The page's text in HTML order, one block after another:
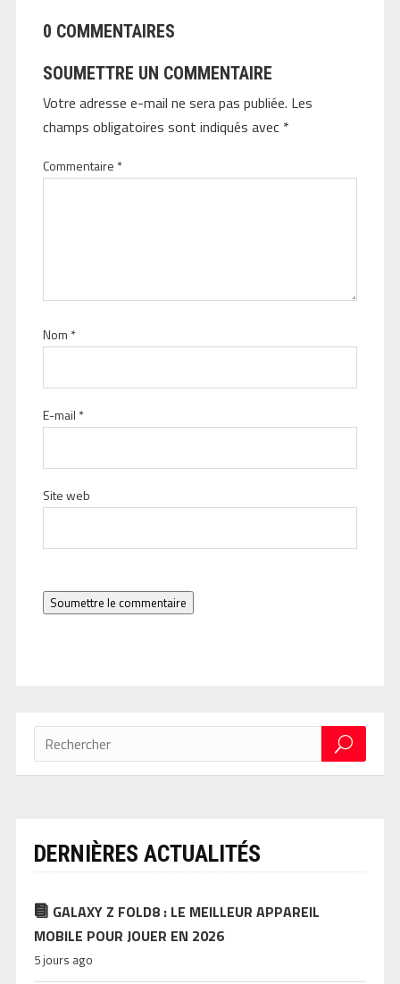
0 COMMENTAIRES
SOUMETTRE UN COMMENTAIRE
Votre adresse e-mail ne sera pas publiée. Les
champs obligatoires sont indiqués avec *
Commentaire *
Nom *
E-mail *
Site web
Soumettre le commentaire
DERNIÈRES ACTUALITÉS
GALAXY Z FOLD8 : LE MEILLEUR APPAREIL
MOBILE POUR JOUER EN 2026
5 jours ago